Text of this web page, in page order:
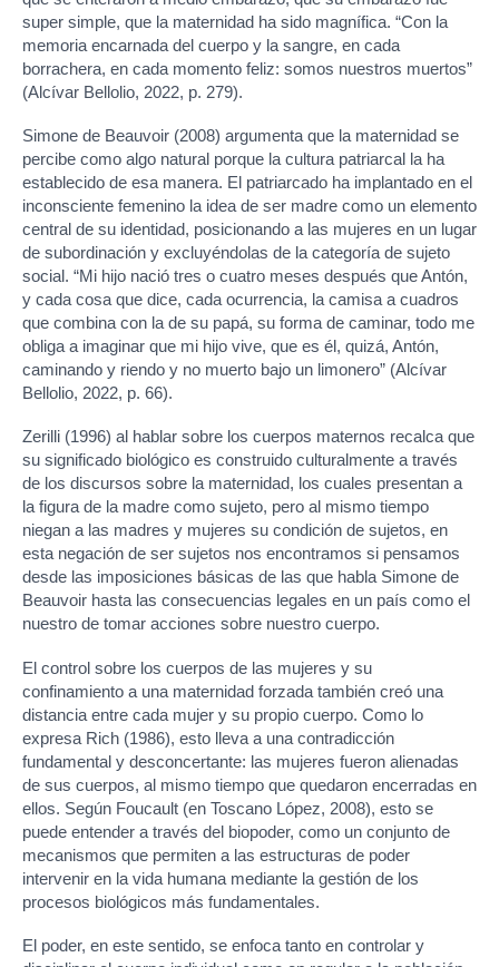
super simple, que la maternidad ha sido magnífica. “Con la
memoria encarnada del cuerpo y la sangre, en cada
borrachera, en cada momento feliz: somos nuestros muertos”
(Alcívar Bellolio, 2022, p. 279).
Simone de Beauvoir (2008) argumenta que la maternidad se
percibe como algo natural porque la cultura patriarcal la ha
establecido de esa manera. El patriarcado ha implantado en el
inconsciente femenino la idea de ser madre como un elemento
central de su identidad, posicionando a las mujeres en un lugar
de subordinación y excluyéndolas de la categoría de sujeto
social. “Mi hijo nació tres o cuatro meses después que Antón,
y cada cosa que dice, cada ocurrencia, la camisa a cuadros
que combina con la de su papá, su forma de caminar, todo me
obliga a imaginar que mi hijo vive, que es él, quizá, Antón,
caminando y riendo y no muerto bajo un limonero” (Alcívar
Bellolio, 2022, p. 66).
Zerilli (1996) al hablar sobre los cuerpos maternos recalca que
su significado biológico es construido culturalmente a través
de los discursos sobre la maternidad, los cuales presentan a
la figura de la madre como sujeto, pero al mismo tiempo
niegan a las madres y mujeres su condición de sujetos, en
esta negación de ser sujetos nos encontramos si pensamos
desde las imposiciones básicas de las que habla Simone de
Beauvoir hasta las consecuencias legales en un país como el
nuestro de tomar acciones sobre nuestro cuerpo.
El control sobre los cuerpos de las mujeres y su
confinamiento a una maternidad forzada también creó una
distancia entre cada mujer y su propio cuerpo. Como lo
expresa Rich (1986), esto lleva a una contradicción
fundamental y desconcertante: las mujeres fueron alienadas
de sus cuerpos, al mismo tiempo que quedaron encerradas en
ellos. Según Foucault (en Toscano López, 2008), esto se
puede entender a través del biopoder, como un conjunto de
mecanismos que permiten a las estructuras de poder
intervenir en la vida humana mediante la gestión de los
procesos biológicos más fundamentales.
El poder, en este sentido, se enfoca tanto en controlar y